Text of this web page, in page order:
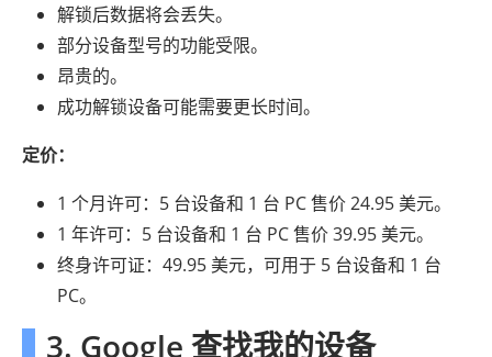
解锁后数据将会丢失。
部分设备型号的功能受限。
昂贵的。
成功解锁设备可能需要更长时间。
定价：
1 个月许可：5 台设备和 1 台 PC 售价 24.95 美元。
1 年许可：5 台设备和 1 台 PC 售价 39.95 美元。
终身许可证：49.95 美元，可用于 5 台设备和 1 台
PC。
3. Google 查找我的设备